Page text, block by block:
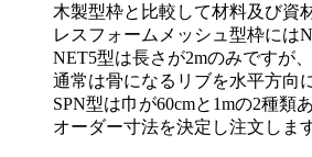
木製型枠と比較して材料及び資
レスフォームメッシュ型枠には
NET5型は長さが2mのみですが
通常は骨になるリブを水平方向
SPN型は巾が60cmと1mの2種
オーダー寸法を決定し注文します